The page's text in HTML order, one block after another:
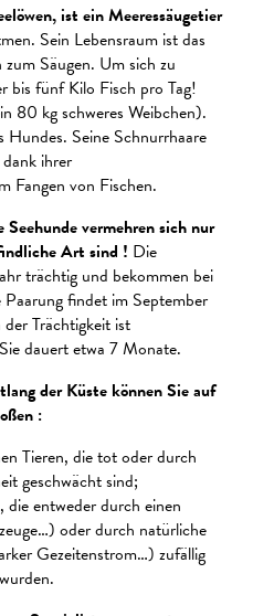
ist ein Meeressäugetier
Sein Lebensraum ist das
Säugen. Um sich zu
bis fünf Kilo Fisch pro Tag!
80 kg schweres Weibchen).
Hundes. Seine Schnurrhaare
ihrer
Fangen von Fischen.
Seehunde vermehren sich nur
Art sind ! Die
trächtig und bekommen bei
findet im September
Trächtigkeit ist
dauert etwa 7 Monate.
der Küste können Sie auf
:
Tieren, die tot oder durch
geschwächt sind;
entweder durch einen
oder durch natürliche
Gezeitenstrom…) zufällig